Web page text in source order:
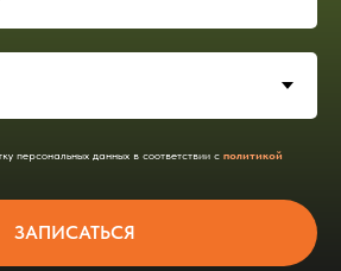
персональных данных в соответствии с политикой
ЗАПИСАТЬСЯ